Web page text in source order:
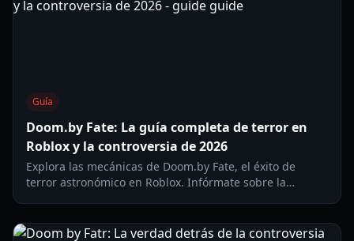
Guía
Doom.by Fate: La guía completa de terror en
Roblox y la controversia de 2026
Explora las mecánicas de Doom.by Fate, el éxito de
terror astronómico en Roblox. Infórmate sobre la